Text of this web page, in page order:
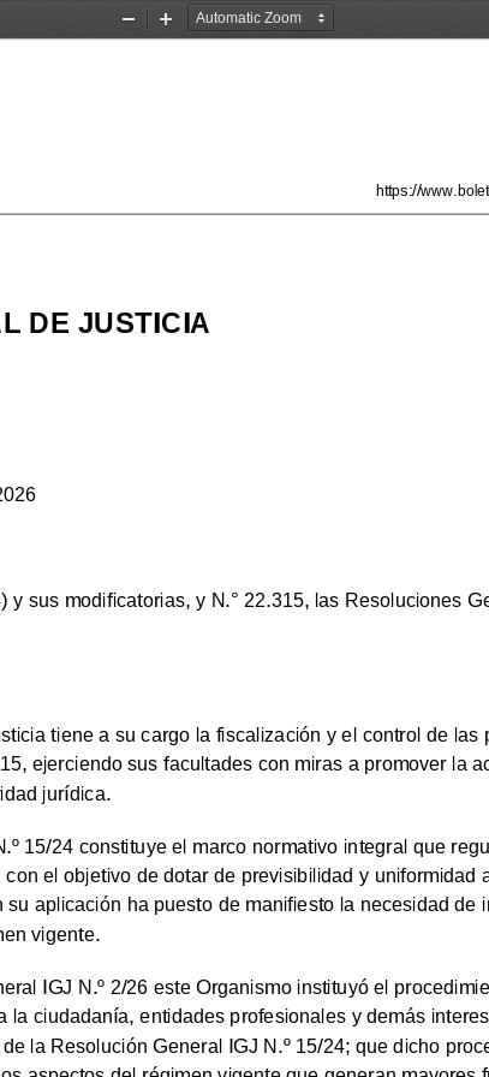
Zoom
Zoom
https://
DE JUSTICIA
y sus modificatorias, y N.° 22.315, las Resoluciones
tiene a su cargo la fiscalización y el control de las
ejerciendo sus facultades con miras a promover la
jurídica.
15/24 constituye el marco normativo integral que
el objetivo de dotar de previsibilidad y uniformidad
aplicación ha puesto de manifiesto la necesidad de
vigente.
IGJ N.º 2/26 este Organismo instituyó el
la ciudadanía, entidades profesionales y demás
la Resolución General IGJ N.º 15/24; que dicho